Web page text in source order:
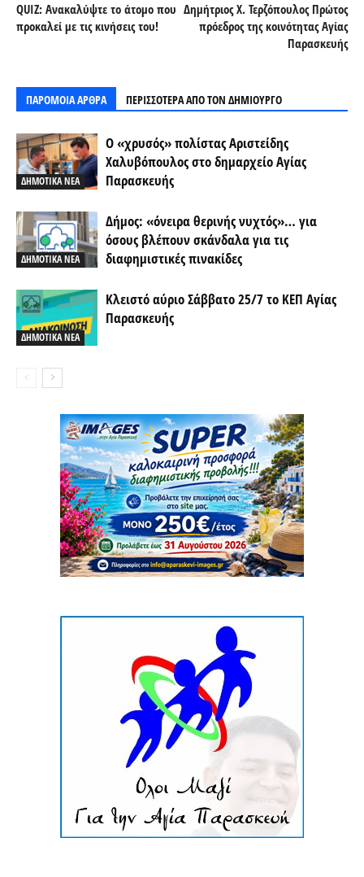
QUIZ: Ανακαλύψτε το άτομο που
προκαλεί με τις κινήσεις του!
Δημήτριος Χ. Τερζόπουλος Πρώτος
πρόεδρος της κοινότητας Αγίας
Παρασκευής
ΠΑΡΟΜΟΙΑ ΑΡΘΡΑ ΠΕΡΙΣΣΟΤΕΡΑ ΑΠΟ ΤΟΝ ΔΗΜΙΟΥΡΓΟ
ΔΗΜΟΤΙΚΑ ΝΕΑ
Ο «χρυσός» πολίστας Αριστείδης
Χαλυβόπουλος στο δημαρχείο Αγίας
Παρασκευής
ΔΗΜΟΤΙΚΑ ΝΕΑ
Δήμος: «όνειρα θερινής νυχτός»… για
όσους βλέπουν σκάνδαλα για τις
διαφημιστικές πινακίδες
ΔΗΜΟΤΙΚΑ ΝΕΑ
Κλειστό αύριο Σάββατο 25/7 το ΚΕΠ Αγίας
Παρασκευής